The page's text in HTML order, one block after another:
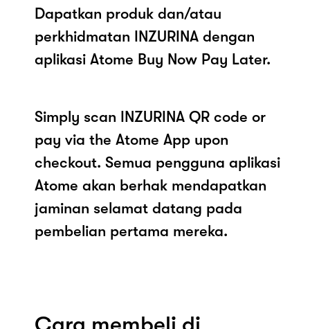
Dapatkan produk dan/atau
perkhidmatan INZURINA dengan
aplikasi Atome Buy Now Pay Later.
Simply scan INZURINA QR code or
pay via the Atome App upon
checkout. Semua pengguna aplikasi
Atome akan berhak mendapatkan
jaminan selamat datang pada
pembelian pertama mereka.